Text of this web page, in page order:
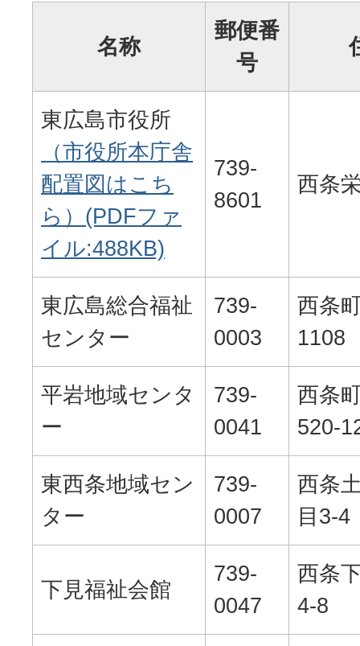
名称
郵便番
号
東広島市役所
（市役所本庁舎
配置図はこち
ら）(PDFファ
イル:488KB)
739-
8601
西条
東広島総合福祉
センター
739-
0003
西条
1108
平岩地域センタ
ー
739-
0041
西条
520-
東西条地域セン
ター
739-
0007
西条
目3-4
下見福祉会館
739-
0047
西条
4-8